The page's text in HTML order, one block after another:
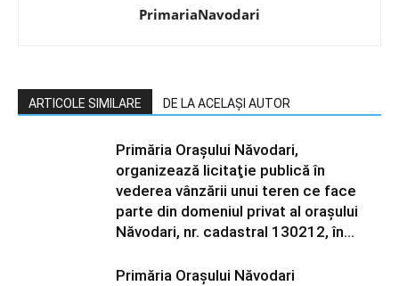
PrimariaNavodari
ARTICOLE SIMILARE DE LA ACELAȘI AUTOR
Primăria Orașului Năvodari,
organizează licitaţie publică în
vederea vânzării unui teren ce face
parte din domeniul privat al orașului
Năvodari, nr. cadastral 130212, în...
Primăria Orașului Năvodari